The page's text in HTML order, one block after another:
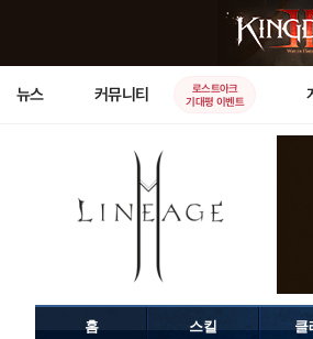
뉴스 커뮤니티
로스트아크
기대평 이벤트
홈 스킬 클